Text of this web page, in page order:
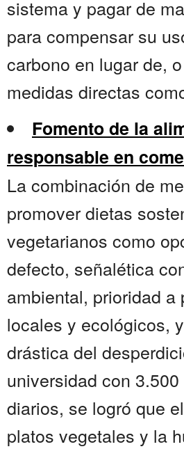
sistema y pagar de
para compensar su
carbono en lugar de,
medidas directas
Fomento de la
responsable en
La combinación de
promover dietas
vegetarianos como
defecto, señalética
ambiental, prioridad a
locales y ecológicos,
drástica del
universidad con
diarios, se logró que
platos vegetales y la